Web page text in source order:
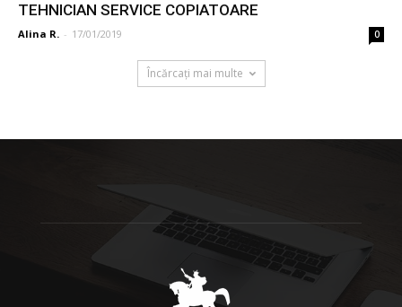
TEHNICIAN SERVICE COPIATOARE
Alina R. - 17/01/2019 0
Încărcați mai multe